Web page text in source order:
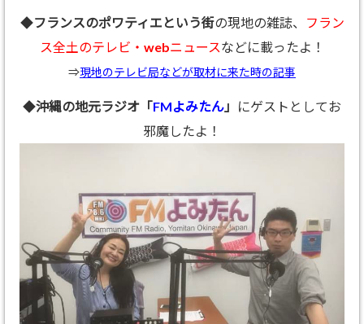
◆フランスのポワティエという街の現地の雑誌、
フラン
ス全土のテレビ・webニュース などに載ったよ！
⇒現地のテレビ局などが取材に来た時の記事
◆沖縄の地元ラジオ「FMよみたん 」
にゲストとしてお
邪魔したよ！